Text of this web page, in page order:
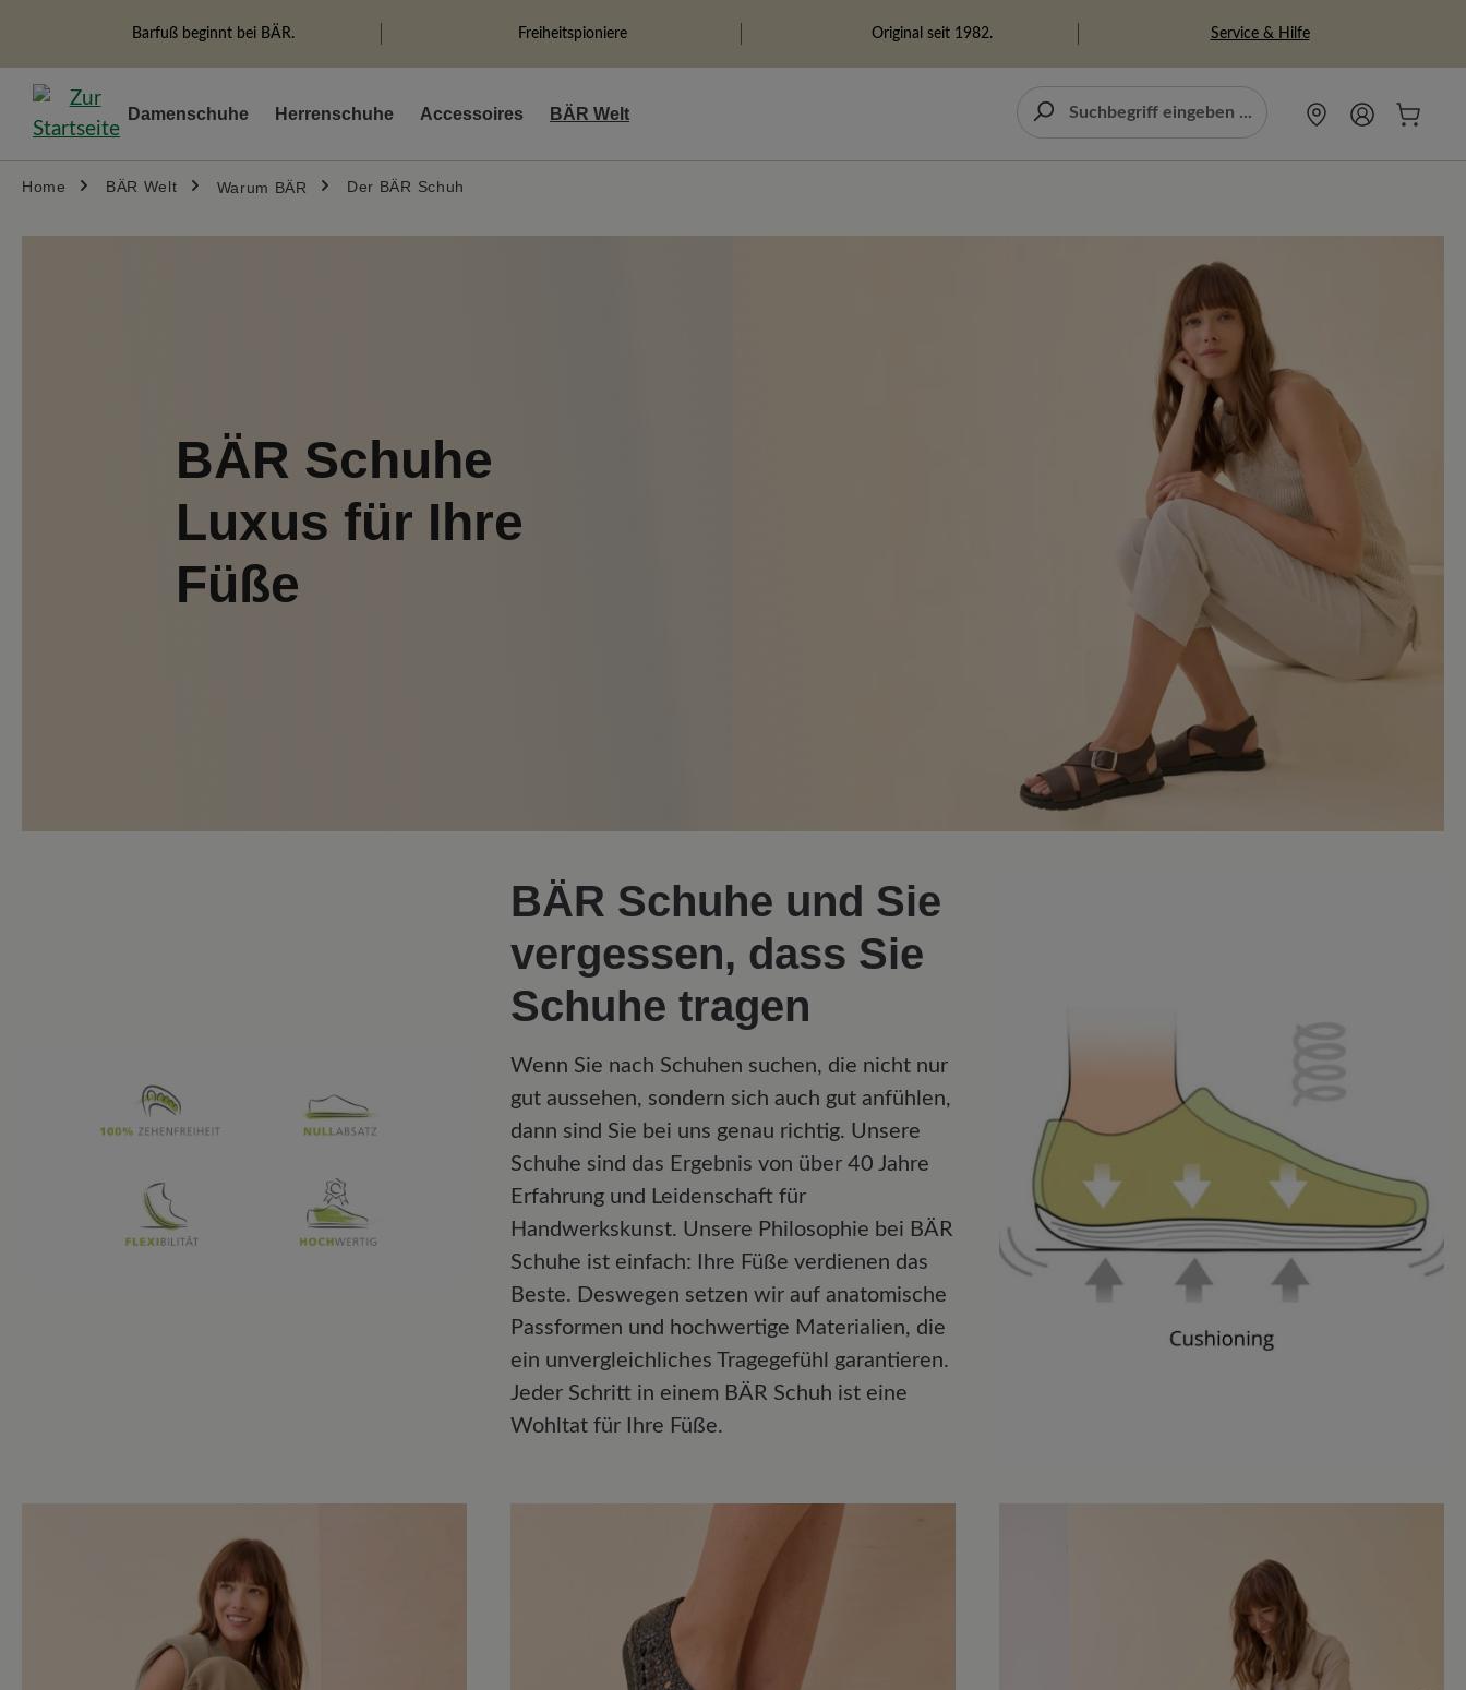
Zur Hauptnavigation springen
Barfuß beginnt bei BÄR. Freiheitspioniere Original seit 1982. Service & Hilfe
Damenschuhe Herrenschuhe Accessoires BÄR Welt
Home BÄR Welt Warum BÄR Der BÄR Schuh
BÄR Schuhe
Luxus für Ihre
Füße
BÄR Schuhe und Sie
vergessen, dass Sie
Schuhe tragen
Wenn Sie nach Schuhen suchen, die nicht nur
gut aussehen, sondern sich auch gut anfühlen,
dann sind Sie bei uns genau richtig. Unsere
Schuhe sind das Ergebnis von über 40 Jahre
Erfahrung und Leidenschaft für
Handwerkskunst. Unsere Philosophie bei BÄR
Schuhe ist einfach: Ihre Füße verdienen das
Beste. Deswegen setzen wir auf anatomische
Passformen und hochwertige Materialien, die
ein unvergleichliches Tragegefühl garantieren.
Jeder Schritt in einem BÄR Schuh ist eine
Wohltat für Ihre Füße.